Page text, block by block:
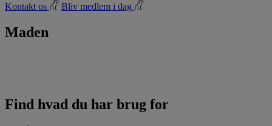
Kontakt os Bliv medlem i dag
Maden
Find hvad du har brug for